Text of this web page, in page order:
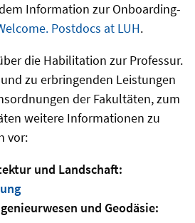
Information zur Onboarding-
Postdocs at LUH.
die Habilitation zur Professur.
zu erbringenden Leistungen
der Fakultäten, zum
weitere Informationen zu
vor:
und Landschaft:
und Geodäsie: